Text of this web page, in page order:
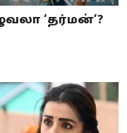
‘தர்மன்’?